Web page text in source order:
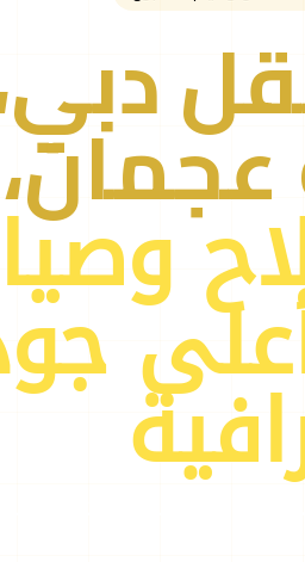
عجمان،